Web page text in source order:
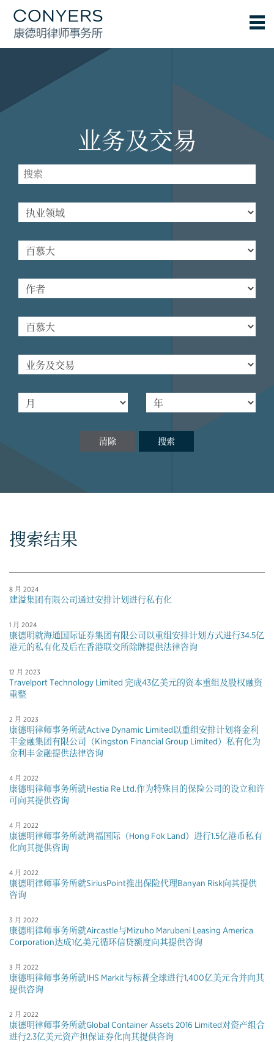
业务及交易
清除 搜索
搜索结果
8 月 2024
建溢集团有限公司通过安排计划进行私有化
1 月 2024
康德明就海通国际证券集团有限公司以重组安排计划方式进行34.5亿
港元的私有化及后在香港联交所除牌提供法律咨询
12 月 2023
Travelport Technology Limited 完成43亿美元的资本重组及股权融资
重整
2 月 2023
康德明律师事务所就Active Dynamic Limited以重组安排计划将金利
丰金融集团有限公司（Kingston Financial Group Limited）私有化为
金利丰金融提供法律咨询
4 月 2022
康德明律师事务所就Hestia Re Ltd.作为特殊目的保险公司的设立和许
可向其提供咨询
4 月 2022
康德明律师事务所就鸿福国际（Hong Fok Land）进行1.5亿港币私有
化向其提供咨询
4 月 2022
康德明律师事务所就SiriusPoint推出保险代理Banyan Risk向其提供
咨询
3 月 2022
康德明律师事务所就Aircastle与Mizuho Marubeni Leasing America
Corporation达成1亿美元循环信贷额度向其提供咨询
3 月 2022
康德明律师事务所就IHS Markit与标普全球进行1,400亿美元合并向其
提供咨询
2 月 2022
康德明律师事务所就Global Container Assets 2016 Limited对资产组合
进行2.3亿美元资产担保证券化向其提供咨询